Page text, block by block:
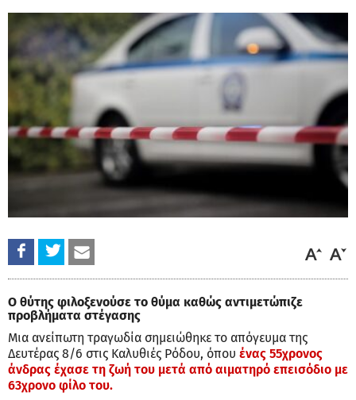
O θύτης φιλοξενούσε το θύμα καθώς αντιμετώπιζε
προβλήματα στέγασης
Μια ανείπωτη τραγωδία σημειώθηκε το απόγευμα της
Δευτέρας 8/6 στις Καλυθιές Ρόδου, όπου ένας 55χρονος
άνδρας έχασε τη ζωή του μετά από αιματηρό επεισόδιο με
63χρονο φίλο του.